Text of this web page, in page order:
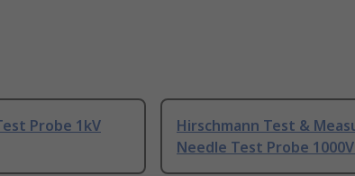
Probe 1kV
Hirschmann Test &
Needle Test Probe